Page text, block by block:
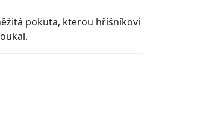
pokuta, kterou hříšníkovi